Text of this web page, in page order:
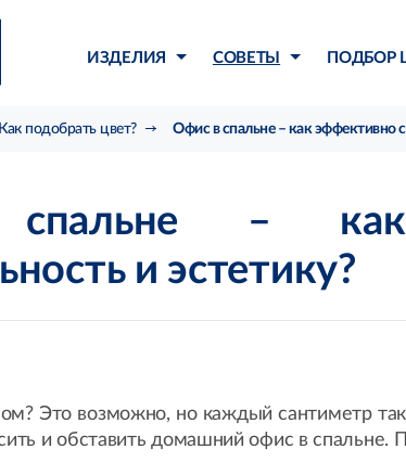
ИЗДЕЛИЯ СОВЕТЫ ПОДБОР
Как подобрать цвет? Офис в спальне – как эффективно
– как
и эстетику?
Это возможно, но каждый сантиметр
и обставить домашний офис в спальне.